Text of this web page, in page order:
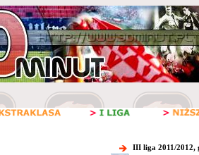
III liga 2011/2012,